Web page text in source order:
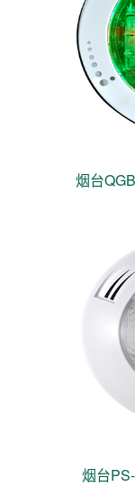
烟台
烟台